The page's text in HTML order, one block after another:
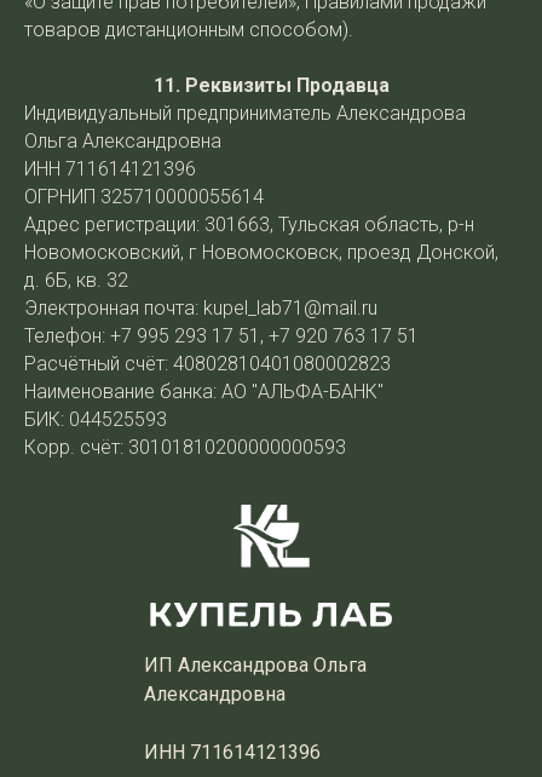
товаров дистанционным способом).
11. Реквизиты Продавца
Индивидуальный предприниматель Александрова
Ольга Александровна
ИНН 711614121396
ОГРНИП 325710000055614
Адрес регистрации: 301663, Тульская область, р-н
Новомосковский, г Новомосковск, проезд Донской,
д. 6Б, кв. 32
Электронная почта: kupel_lab71@mail.ru
Телефон: +7 995 293 17 51, +7 920 763 17 51
Расчётный счёт: 40802810401080002823
Наименование банка: АО "АЛЬФА-БАНК"
БИК: 044525593
Корр. счёт: 30101810200000000593
ИП Александрова Ольга
Александровна
ИНН 711614121396